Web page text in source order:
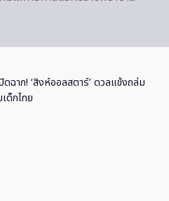
ดฉาก! ‘สิงห์ออลสตาร์’ ดวลแข้งถล่ม
เด็กไทย